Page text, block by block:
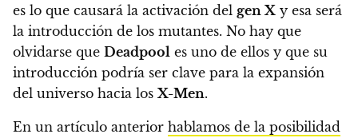
es lo que causará la activación del gen X y esa será
la introducción de los mutantes. No hay que
olvidarse que Deadpool es uno de ellos y que su
introducción podría ser clave para la expansión
del universo hacia los X-Men.
En un artículo anterior hablamos de la posibilidad